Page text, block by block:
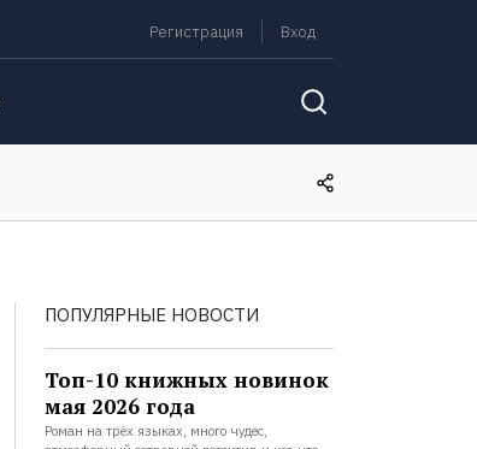
Регистрация Вход
ПОПУЛЯРНЫЕ НОВОСТИ
Топ-10 книжных новинок
мая 2026 года
Роман на трёх языках, много чудес,